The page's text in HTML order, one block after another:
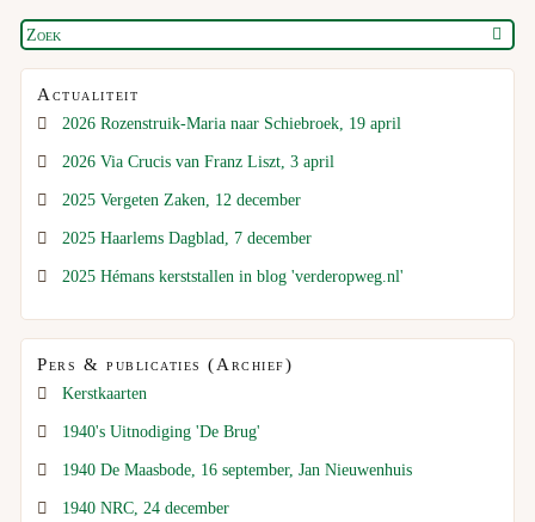
Actualiteit
2026 Rozenstruik-Maria naar Schiebroek, 19 april
2026 Via Crucis van Franz Liszt, 3 april
2025 Vergeten Zaken, 12 december
2025 Haarlems Dagblad, 7 december
2025 Hémans kerststallen in blog 'verderopweg.nl'
Pers & publicaties (Archief)
Kerstkaarten
1940's Uitnodiging 'De Brug'
1940 De Maasbode, 16 september, Jan Nieuwenhuis
1940 NRC, 24 december